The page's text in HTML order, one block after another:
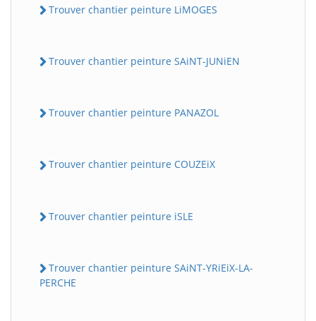
Trouver chantier peinture LiMOGES
Trouver chantier peinture SAiNT-JUNiEN
Trouver chantier peinture PANAZOL
Trouver chantier peinture COUZEiX
Trouver chantier peinture iSLE
Trouver chantier peinture SAiNT-YRiEiX-LA-
PERCHE